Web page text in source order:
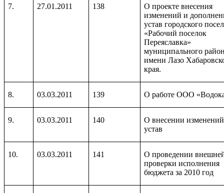
7. 27.01.2011 138
О проекте внесения
изменений и
устав городского
«Рабочий поселок
Переяславка»
муниципального
имени Лазо
края.
8. 03.03.2011 139 О работе ООО
9. 03.03.2011 140
О внесении
устав
10. 03.03.2011 141
О проведении
проверки исполнения
бюджета за 2010 год